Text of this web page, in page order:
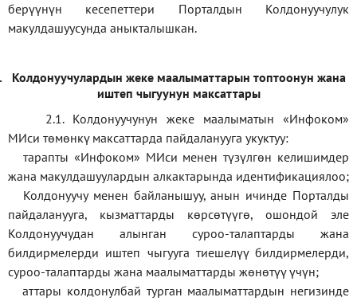
берүүнүн кесепеттери Порталдын Колдонуучулук
макулдашуусунда аныкталышкан.
Колдонуучулардын жеке маалыматтарын топтоонун жана
иштеп чыгуунун максаттары
2.1. Колдонуучунун жеке маалыматын «Инфоком»
МИси төмөнкү максаттарда пайдаланууга укуктуу:
тарапты «Инфоком» МИси менен түзүлгөн келишимдер
жана макулдашуулардын алкактарында идентификациялоо;
Колдонуучу менен байланышуу, анын ичинде Порталды
пайдаланууга, кызматтарды көрсөтүүгө, ошондой эле
Колдонуучудан алынган суроо-талаптарды жана
билдирмелерди иштеп чыгууга тиешелүү билдирмелерди,
суроо-талаптарды жана маалыматтарды жөнөтүү үчүн;
аттары колдонулбай турган маалыматтардын негизинде